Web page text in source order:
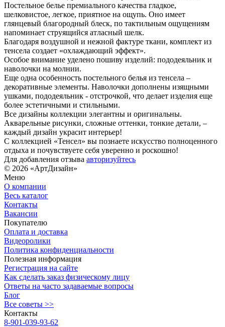
Постельное белье премиального качества гладкое,
шелковистое, легкое, приятное на ощупь. Оно имеет
глянцевый благородный блеск, по тактильным ощущениям
напоминает струящийся атласный шелк.
Благодаря воздушной и нежной фактуре ткани, комплект из
тенсела создает «охлаждающий эффект».
Особое внимание уделено пошиву изделий: пододеяльник и
наволочки на молнии.
Еще одна особенность постельного белья из тенсела –
декоративные элементы. Наволочки дополнены изящными
ушками, пододеяльник - отстрочкой, что делает изделия еще
более эстетичными и стильными.
Все дизайны коллекции элегантны и оригинальны.
Акварельные рисунки, сложные оттенки, тонкие детали, –
каждый дизайн украсит интерьер!
С коллекцией «Тенсел» вы познаете искусство полноценного
отдыха и почувствуете себя уверенно и роскошно!
Для добавления отзыва авторизуйтесь
© 2026 «АртДизайн»
Меню
О компании
Весь каталог
Контакты
Вакансии
Покупателю
Оплата и доставка
Видеоролики
Политика конфиденциальности
Полезная информация
Регистрация на сайте
Как сделать заказ физическому лицу
Ответы на часто задаваемые вопросы
Блог
Все советы >>
Контакты
8-901-039-93-62